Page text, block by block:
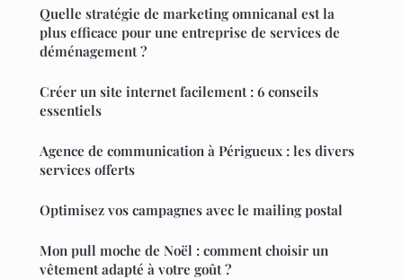
Quelle stratégie de marketing omnicanal est la
plus efficace pour une entreprise de services de
déménagement ?
Créer un site internet facilement : 6 conseils
essentiels
Agence de communication à Périgueux : les divers
services offerts
Optimisez vos campagnes avec le mailing postal
Mon pull moche de Noël : comment choisir un
vêtement adapté à votre goût ?